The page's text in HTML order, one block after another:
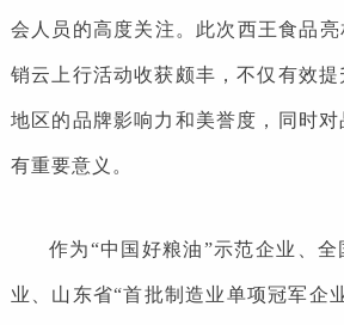
会人员的高度关注。此次西王食品
销云上行活动收获颇丰，不仅有效
地区的品牌影响力和美誉度，同时
有重要意义。
作为“中国好粮油”示范企业、
业、山东省“首批制造业单项冠军企